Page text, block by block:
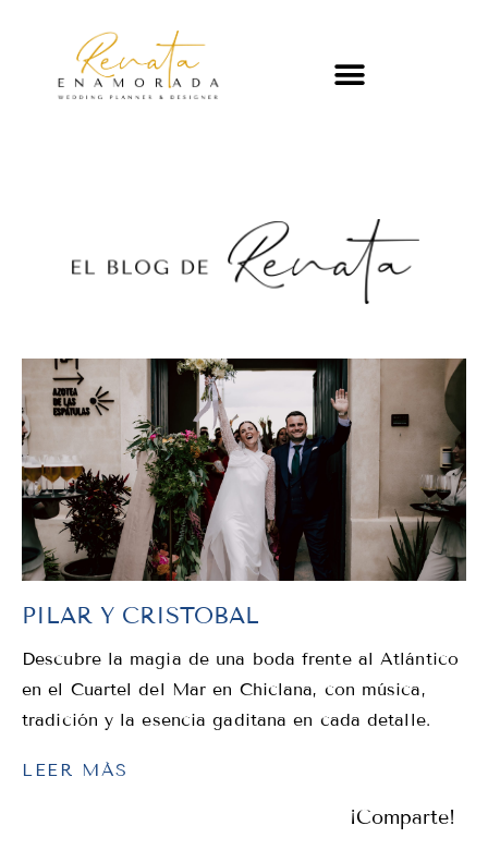
PILAR Y CRISTOBAL
Descubre la magia de una boda frente al Atlántico
en el Cuartel del Mar en Chiclana, con música,
tradición y la esencia gaditana en cada detalle.
LEER MÁS
¡Comparte!